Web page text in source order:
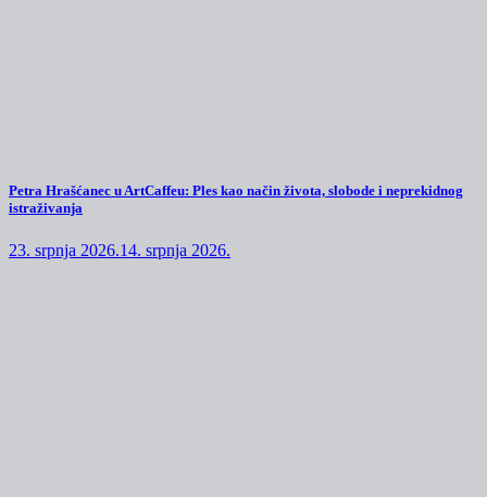
Petra Hrašćanec u ArtCaffeu: Ples kao način života, slobode i neprekidnog
istraživanja
23. srpnja 2026.14. srpnja 2026.